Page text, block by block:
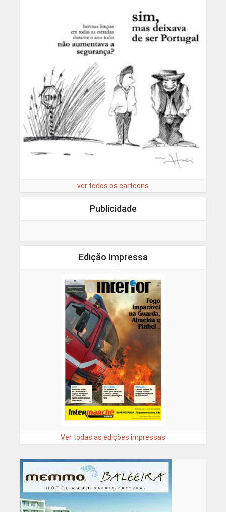
ver todos os cartoons
Publicidade
Edição Impressa
Ver todas as edições impressas